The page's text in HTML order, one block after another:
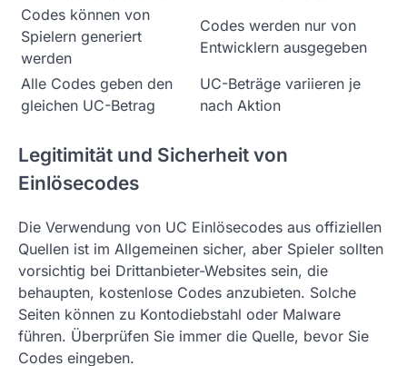
Codes können von
Spielern generiert
werden
Codes werden nur von
Entwicklern ausgegeben
Alle Codes geben den
gleichen UC-Betrag
UC-Beträge variieren je
nach Aktion
Legitimität und Sicherheit von
Einlösecodes
Die Verwendung von UC Einlösecodes aus offiziellen
Quellen ist im Allgemeinen sicher, aber Spieler sollten
vorsichtig bei Drittanbieter-Websites sein, die
behaupten, kostenlose Codes anzubieten. Solche
Seiten können zu Kontodiebstahl oder Malware
führen. Überprüfen Sie immer die Quelle, bevor Sie
Codes eingeben.